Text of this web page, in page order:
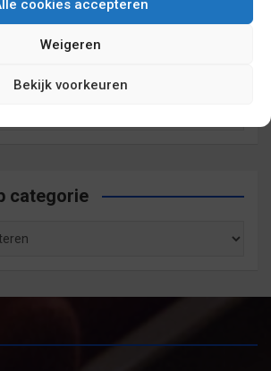
cookies accepteren
Weigeren
Bekijk voorkeuren
categorie